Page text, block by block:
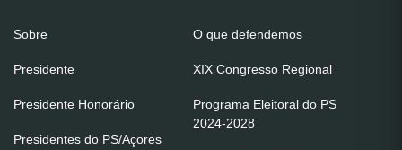
Sobre
Presidente
Presidente Honorário
Presidentes do PS/Açores
O que defendemos
XIX Congresso Regional
Programa Eleitoral do PS
2024-2028